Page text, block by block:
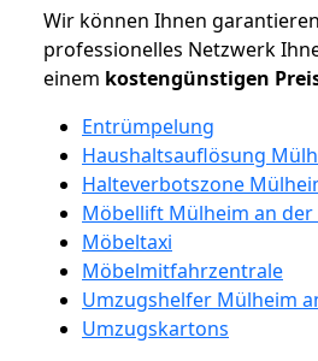
Wir können Ihnen
professionelles Netzwerk
einem kostengünstigen
Entrümpelung
Haushaltsauflösung
Halteverbotszone
Möbellift Mülheim an der
Möbeltaxi
Möbelmitfahrzentrale
Umzugshelfer Mülheim
Umzugskartons